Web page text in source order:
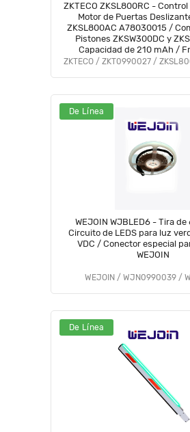
ZKTECO ZKSL800RC -
Motor de Puertas
ZKSL800AC A78030015 /
Pistones ZKSW300DC y
Capacidad de 210 mAh /
433.92 MHz
De Línea
WEJOIN WJBLED6 - Tira
Circuito de LEDS para luz
VDC / Conector especial
WEJOIN
WEJOIN / WJN0990039 /
De Línea